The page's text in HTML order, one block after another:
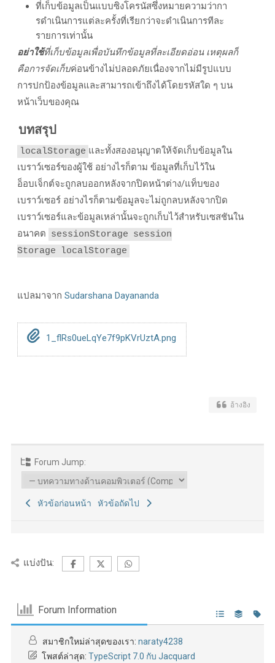
ที่เก็บข้อมูลเป็นแบบซิงโครนัสซึ่งหมายความว่ากา
รดําเนินการแต่ละครั้งที่เรียกว่าจะดําเนินการทีละ
รายการเท่านั้น
อย่าใช้ที่เก็บข้อมูลเพื่อบันทึกข้อมูลที่ละเอียดอ่อน เหตุผลก็
คือการจัดเก็บค่อนข้างไม่ปลอดภัยเนื่องจากไม่มีรูปแบบ
การปกป้องข้อมูลและสามารถเข้าถึงได้โดยรหัสใด ๆ บน
หน้าเว็บของคุณ
บทสรุป
localStorage และทั้งสองอนุญาตให้จัดเก็บข้อมูลใน
เบราว์เซอร์ของผู้ใช้ อย่างไรก็ตาม ข้อมูลที่เก็บไว้ใน
อ็อบเจ็กต์จะถูกลบออกหลังจากปิดหน้าต่าง/แท็บของ
เบราว์เซอร์ อย่างไรก็ตามข้อมูลจะไม่ถูกลบหลังจากปิด
เบราว์เซอร์และข้อมูลเหล่านั้นจะถูกเก็บไว้สําหรับเซสชันใน
อนาคต sessionStorage session
Storage
localStorage
แปลมาจาก Sudarshana Dayananda
1_flRs0ueLqYe7f9pKVrUztA.png
อ้างอิง
Forum Jump:
หัวข้อก่อนหน้า หัวข้อถัดไป
แบ่งปัน:
Forum Information
สมาชิกใหม่ล่าสุดของเรา: naraty4238
โพสต์ล่าสุด: TypeScript 7.0 กับ Jacquard